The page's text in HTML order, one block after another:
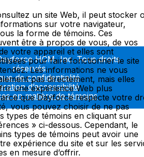
HCM, Inc. Tous droits
réservés.
de confidentialité
d’accessibilité
en matière de témoins
un site Web, il peut stocker
sur votre navigateur,
la forme de témoins. Ces
être à propos de vous, de vos
votre appareil et elles sont
pour faire fonctionner le site
Les informations ne vous
pas directement, mais elles
une expérience Web plus
que Dayforce respecte votre
vous pouvez choisir de ne pas
types de témoins en cliquant sur
» ci-dessous. Cependant, le
types de témoins peut avoir une
expérience du site et sur les
en mesure d’offrir.